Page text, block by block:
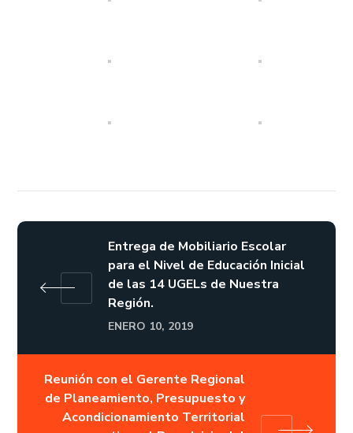
Entrega de Mobiliario Escolar
para el Nivel de Educación Inicial
de las 14 UGELs de Nuestra
Región.
ENERO 10, 2019
Reunión con el Gerente Regional
de Planeamiento, Presupuesto y
Acondicionamiento Territorial